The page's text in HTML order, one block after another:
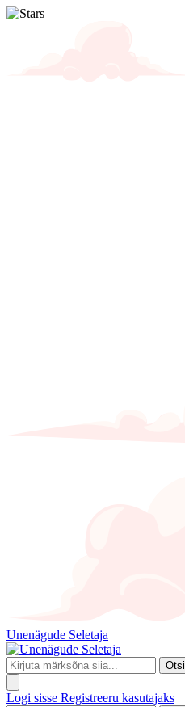
Unenägude Seletaja
Otsi
Logi sisse Registreeru kasutajaks